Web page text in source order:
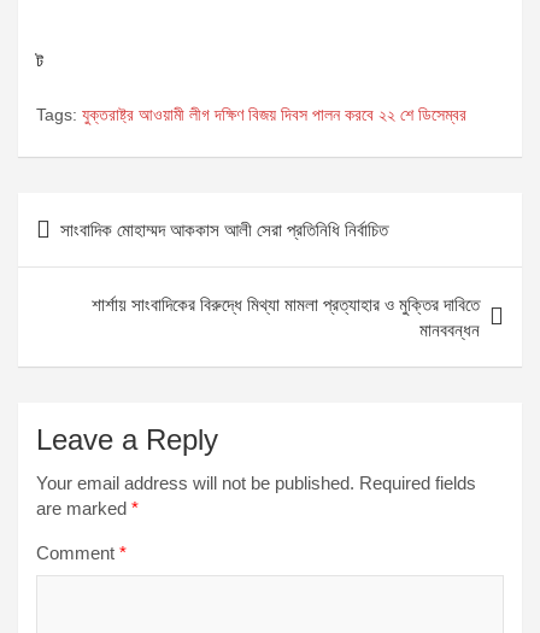
ট
Tags: যুক্তরাষ্ট্র আওয়ামী লীগ দক্ষিণ বিজয় দিবস পালন করবে ২২ শে ডিসেম্বর
সাংবাদিক মোহাম্মদ আককাস আলী সেরা প্রতিনিধি নির্বাচিত
শার্শায় সাংবাদিকের বিরুদ্ধে মিথ্যা মামলা প্রত্যাহার ও মুক্তির দাবিতে
মানববন্ধন
Leave a Reply
Your email address will not be published. Required fields
are marked *
Comment *